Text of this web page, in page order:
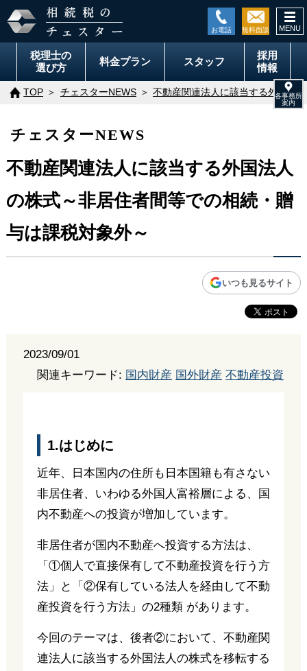
税理士の
選び方
料金プラン スタッフ
採用
情報
TOP チェスターNEWS 不動産関連法人に該当する外国法
チェスターNEWS
不動産関連法人に該当する外国法人
の株式～非居住者間等での相続・贈
与は課税対象外～
いつも見るサイト
2023/09/01
関連キーワード: 国内財産 国外財産 不動産投資
1.はじめに
近年、日本国内の住所も日本国籍も有さない
非居住者、いわゆる外国人富裕層による、国
内不動産への投資が増加しています。
非居住者が国内不動産へ投資する方法は、
「①個人で直接保有して不動産投資を行う方
法」と「②保有している法人を経由して不動
産投資を行う方法」の2種類 があります。
今回のテーマは、後者②において、不動産関
連法人に該当する外国法人の株式を移転する